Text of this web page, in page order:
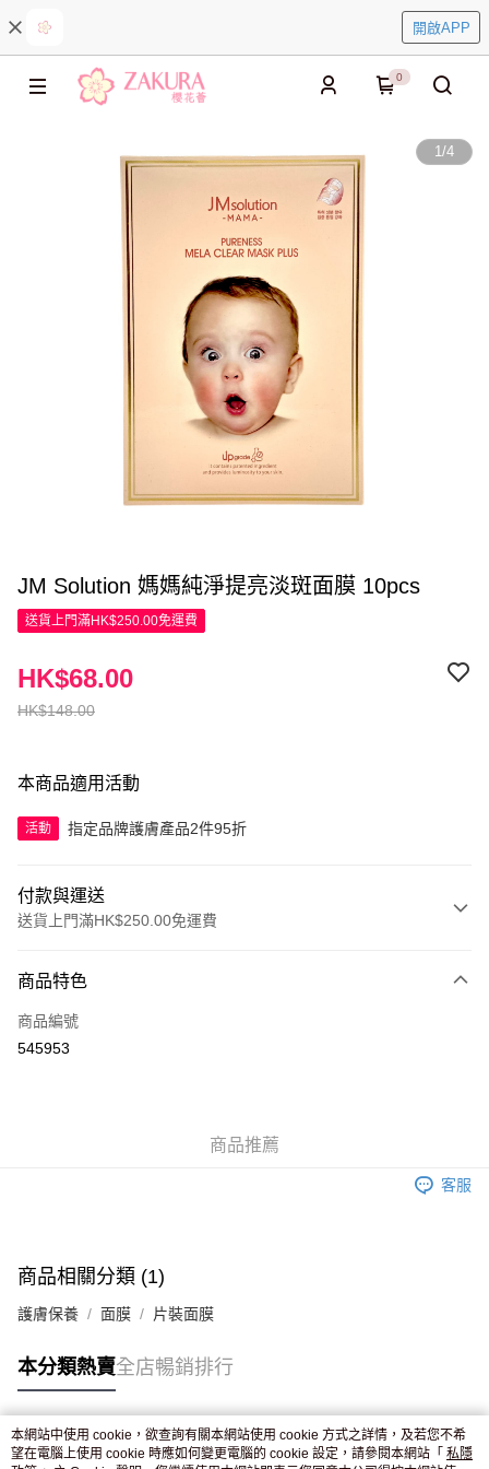
開啟APP
0
1/4
JM Solution 媽媽純淨提亮淡斑面膜 10pcs
送貨上門滿HK$250.00免運費
HK$148.00
HK$68.00
本商品適用活動
活動 指定品牌護膚產品2件95折
付款與運送
送貨上門滿HK$250.00免運費
信用卡
Apple Pay
付款後門市自取，訂單確認後2-4個工作天到店，7天內取。逾期後
商品特色
商品編號
545953
商品推薦
客服
商品相關分類 (1)
護膚保養 面膜 片裝面膜
本分類熱賣全店暢銷排行
熱門標籤
本網站中使用 cookie，欲查詢有關本網站使用 cookie 方式之詳情，及若您不希
望在電腦上使用 cookie 時應如何變更電腦的 cookie 設定，請參閱本網站「 私隱